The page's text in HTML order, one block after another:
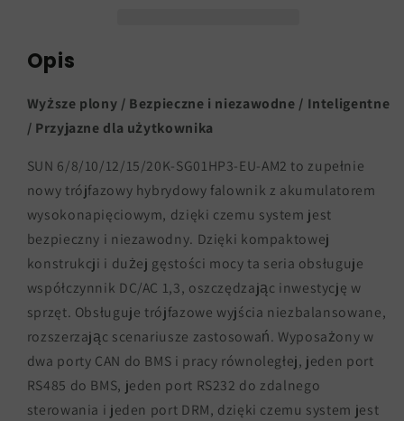
Opis
Wyższe plony / Bezpieczne i niezawodne / Inteligentne
/ Przyjazne dla użytkownika
SUN 6/8/10/12/15/20K-SG01HP3-EU-AM2 to zupełnie
nowy trójfazowy hybrydowy falownik z akumulatorem
wysokonapięciowym, dzięki czemu system jest
bezpieczny i niezawodny. Dzięki kompaktowej
konstrukcji i dużej gęstości mocy ta seria obsługuje
współczynnik DC/AC 1,3, oszczędzając inwestycję w
sprzęt. Obsługuje trójfazowe wyjścia niezbalansowane,
rozszerzając scenariusze zastosowań. Wyposażony w
dwa porty CAN do BMS i pracy równoległej, jeden port
RS485 do BMS, jeden port RS232 do zdalnego
sterowania i jeden port DRM, dzięki czemu system jest